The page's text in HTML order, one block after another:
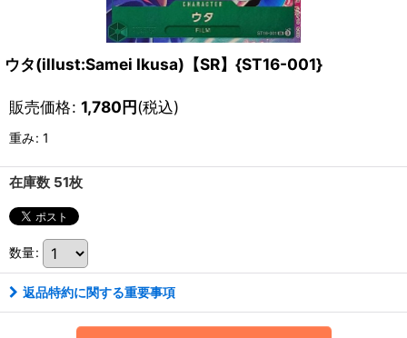
ウタ(illust:Samei Ikusa)【SR】{ST16-001}
販売価格: 1,780円(税込)
重み: 1
在庫数 51枚
数量:
返品特約に関する重要事項